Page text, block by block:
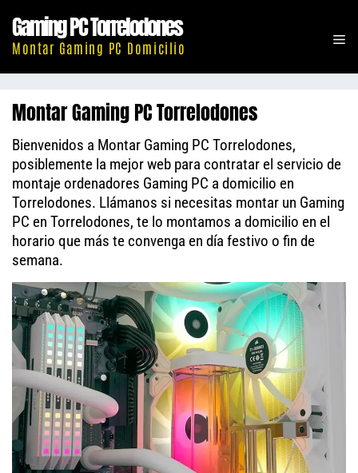
contenido
Gaming PC Torrelodones
Montar Gaming PC Domicilio
Montar Gaming PC Torrelodones
Bienvenidos a Montar Gaming PC Torrelodones,
posiblemente la mejor web para contratar el servicio de
montaje ordenadores Gaming PC a domicilio en
Torrelodones. Llámanos si necesitas montar un Gaming
PC en Torrelodones, te lo montamos a domicilio en el
horario que más te convenga en día festivo o fin de
semana.